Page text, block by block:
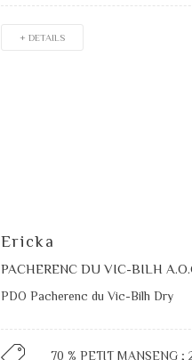
+ DETAILS
Ericka
PACHERENC DU VIC-BILH
PDO Pacherenc du Vic-Bilh Dry
70 % PETIT MANSENG ;